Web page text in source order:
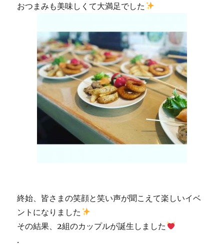
おつまみも美味しくて大満足でした
終始、皆さまの笑顔と笑い声が聞こえて楽しいイベ
ントになりました
その結果、2組のカップルが誕生しました
.